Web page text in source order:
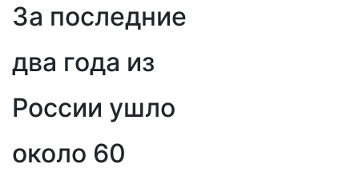
За последние
два года из
России ушло
около 60